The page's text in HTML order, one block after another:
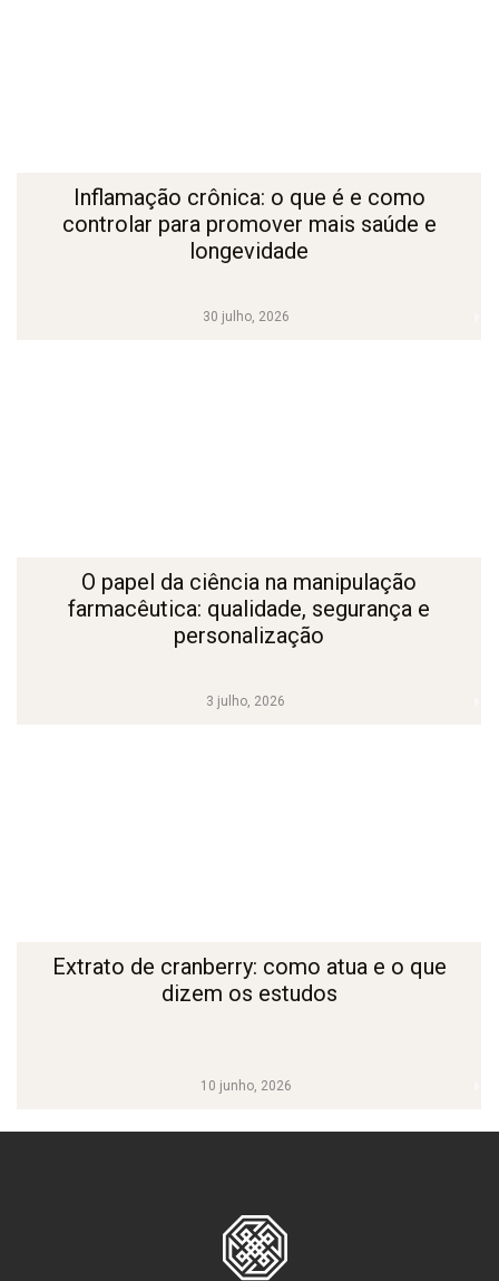
30 julho, 2026
Inflamação crônica: o que é e como
controlar para promover mais saúde e
longevidade
3 julho, 2026
O papel da ciência na manipulação
farmacêutica: qualidade, segurança e
personalização
10 junho, 2026
Extrato de cranberry: como atua e o que
dizem os estudos